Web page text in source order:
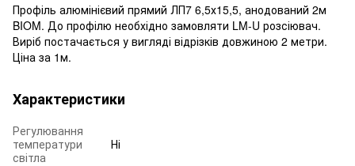
Профіль алюмінієвий прямий ЛП7 6,5х15,5, анодований 2м
BIOM. До профілю необхідно замовляти LM-U розсіювач.
Виріб постачається у вигляді відрізків довжиною 2 метри.
Ціна за 1м.
Характеристики
Регулювання
температури
світла
Ні